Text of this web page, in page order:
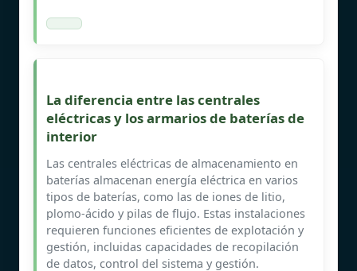
La diferencia entre las centrales
eléctricas y los armarios de baterías de
interior
Las centrales eléctricas de almacenamiento en
baterías almacenan energía eléctrica en varios
tipos de baterías, como las de iones de litio,
plomo-ácido y pilas de flujo. Estas instalaciones
requieren funciones eficientes de explotación y
gestión, incluidas capacidades de recopilación
de datos, control del sistema y gestión.